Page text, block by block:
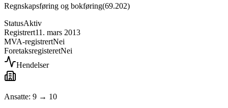
Regnskapsføring og bokføring(69.202)
StatusAktiv
Registrert11. mars 2013
MVA-registrertNei
ForetaksregisteretNei
Hendelser
Ansatte: 9 → 10